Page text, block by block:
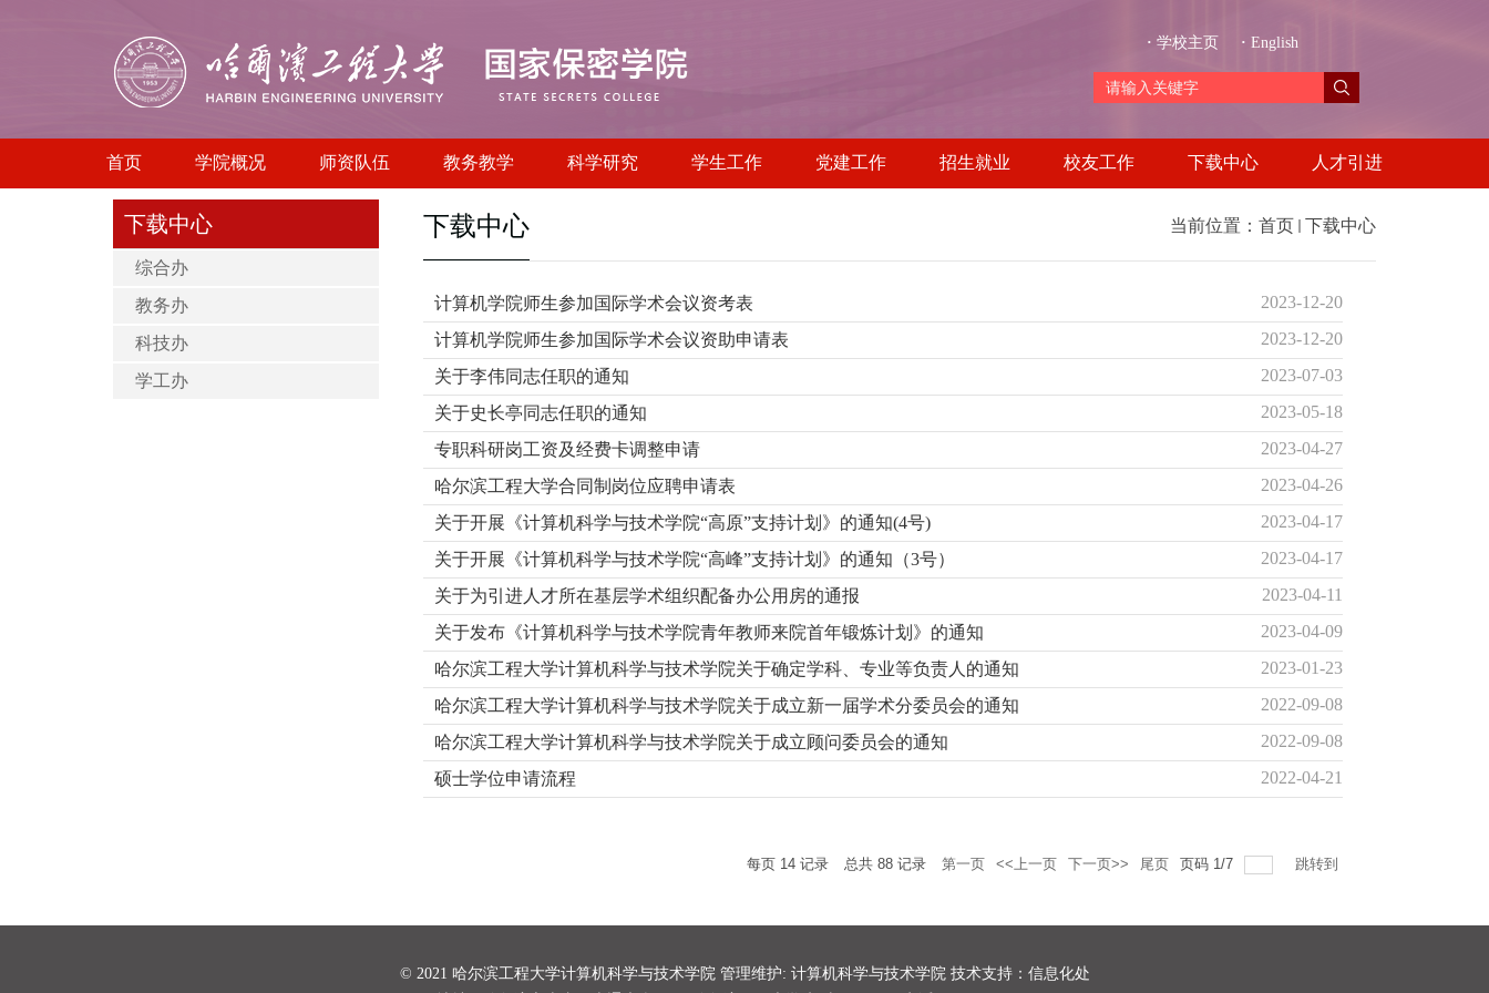
· 学校主页 · English
首页 学院概况 师资队伍 教务教学 科学研究 学生工作 党建工作 招生就业 校友工作 下载中心 人才引进
下载中心
综合办
教务办
科技办
学工办
下载中心 当前位置： 首页 下载中心
计算机学院师生参加国际学术会议资考表
2023-12-20
计算机学院师生参加国际学术会议资助申请表
2023-12-20
关于李伟同志任职的通知
2023-07-03
关于史长亭同志任职的通知
2023-05-18
专职科研岗工资及经费卡调整申请
2023-04-27
哈尔滨工程大学合同制岗位应聘申请表
2023-04-26
关于开展《计算机科学与技术学院“高原”支持计划》的通知(4号)
2023-04-17
关于开展《计算机科学与技术学院“高峰”支持计划》的通知（3号）
2023-04-17
关于为引进人才所在基层学术组织配备办公用房的通报
2023-04-11
关于发布《计算机科学与技术学院青年教师来院首年锻炼计划》的通知
2023-04-09
哈尔滨工程大学计算机科学与技术学院关于确定学科、专业等负责人的通知
2023-01-23
哈尔滨工程大学计算机科学与技术学院关于成立新一届学术分委员会的通知
2022-09-08
哈尔滨工程大学计算机科学与技术学院关于成立顾问委员会的通知
2022-09-08
硕士学位申请流程
2022-04-21
每页 14 记录 总共 88 记录 第一页 <<上一页 下一页>> 尾页 页码 1/7 跳转到
© 2021 哈尔滨工程大学计算机科学与技术学院 管理维护: 计算机科学与技术学院 技术支持：信息化处